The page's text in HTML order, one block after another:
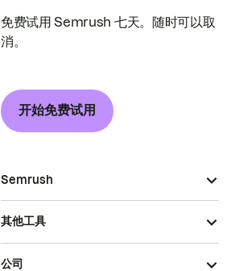
免费试用 Semrush 七天。随时可以取
消。
开始免费试用
Semrush
其他工具
公司